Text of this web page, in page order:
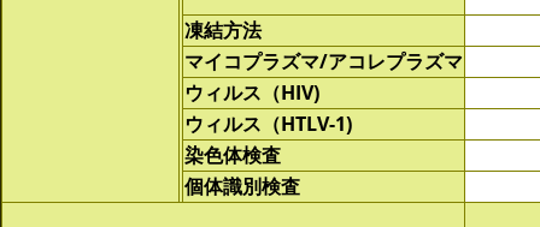
凍結方法
マイコプラズマ/アコレプラズマ
ウィルス（HIV)
ウィルス（HTLV-1)
染色体検査
個体識別検査